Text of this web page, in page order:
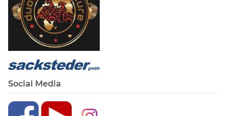
Social Media